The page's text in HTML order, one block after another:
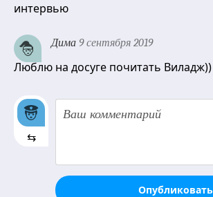
интервью
Дима 9 сентября 2019
Люблю на досуге почитать Виладж))
⇆
Опубликовать